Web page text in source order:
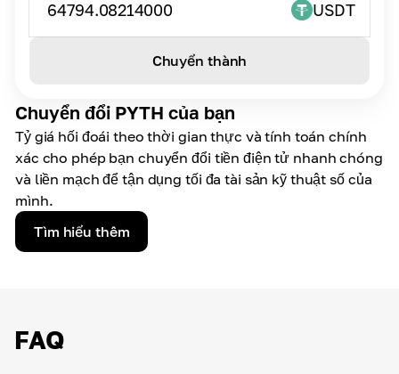
Chuyển đổi PYTH của bạn
Tỷ giá hối đoái theo thời gian thực và tính toán chính
xác cho phép bạn chuyển đổi tiền điện tử nhanh chóng
và liền mạch để tận dụng tối đa tài sản kỹ thuật số của
mình.
Tìm hiểu thêm
64794.08214000 USDT
Chuyển thành
FAQ